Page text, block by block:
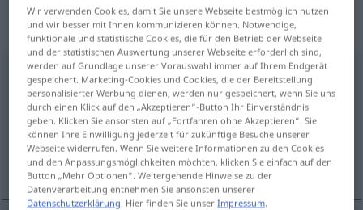
„Nichtübereinstimmung“:
Femininum
Nichtübereinstimmungf
Übersicht aller Übersetzungen
(Für mehr Details die Übersetzung anklicken/antippen)
disconformidad, discrepancia, diferencia
Wir verwenden Cookies, damit Sie unsere Webseite bestmöglich nutzen
und wir besser mit Ihnen kommunizieren können. Notwendige,
funktionale und statistische Cookies, die für den Betrieb der Webseite
und der statistischen Auswertung unserer Webseite erforderlich sind,
werden auf Grundlage unserer Vorauswahl immer auf Ihrem Endgerät
gespeichert. Marketing-Cookies und Cookies, die der Bereitstellung
personalisierter Werbung dienen, werden nur gespeichert, wenn Sie uns
durch einen Klick auf den „Akzeptieren“-Button Ihr Einverständnis
geben. Klicken Sie ansonsten auf „Fortfahren ohne Akzeptieren“. Sie
können Ihre Einwilligung jederzeit für zukünftige Besuche unserer
Webseite widerrufen. Wenn Sie weitere Informationen zu den Cookies
und den Anpassungsmöglichkeiten möchten, klicken Sie einfach auf den
Button „Mehr Optionen“. Weitergehende Hinweise zu der
Datenverarbeitung entnehmen Sie ansonsten unserer
Datenschutzerklärung. Hier finden Sie unserImpressum.